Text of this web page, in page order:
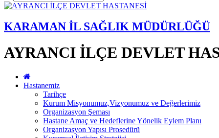
KARAMAN İL SAĞLIK MÜDÜRLÜĞÜ
AYRANCI İLÇE DEVLET
Hastanemiz
Tarihçe
Kurum Misyonumuz,Vizyonumuz ve Değerlerimiz
Organizasyon Şeması
Hastane Amaç ve Hedeflerine Yönelik Eylem Planı
Organizasyon Yapısı Prosedürü